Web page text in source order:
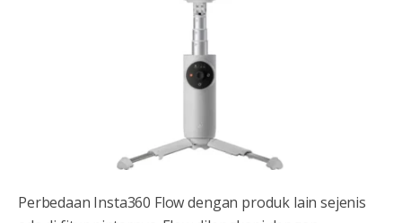
Perbedaan Insta360 Flow dengan produk lain sejenis